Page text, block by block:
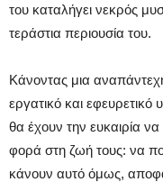
του καταλήγει νεκρός
τεράστια περιουσία του.
Κάνοντας μια
εργατικό και
θα έχουν την ευκαιρία
φορά στη ζωή τους: να
κάνουν αυτό όμως,